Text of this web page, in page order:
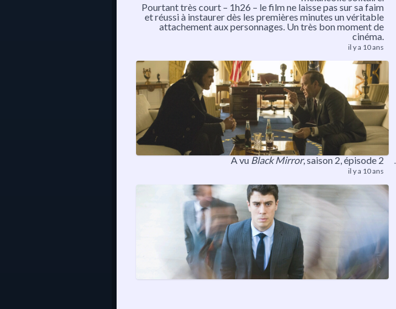
Pourtant très court – 1h26 – le film ne laisse pas sur sa faim
et réussi à instaurer dès les premières minutes un véritable
attachement aux personnages. Un très bon moment de
cinéma.
il y a 10 ans
A vu Black Mirror,saison 2, épisode 2
il y a 10 ans